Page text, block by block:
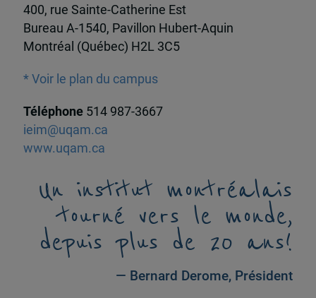
400, rue Sainte-Catherine Est
Bureau A-1540, Pavillon Hubert-Aquin
Montréal (Québec) H2L 3C5
* Voir le plan du campus
Téléphone 514 987-3667
ieim@uqam.ca
www.uqam.ca
Un institut montréalais
tourné vers le monde,
depuis plus de 20 ans!
— Bernard Derome, Président